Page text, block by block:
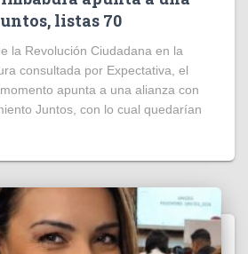
listas 70
la Revolución Ciudadana en la
consultada por Expectativa, el
apunta a una alianza con
Juntos, con lo cual quedarían